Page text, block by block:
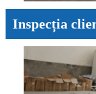
Inspecția